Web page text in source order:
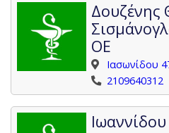
Δουζένης
ΟΕ
Ιασωνίδου
2109640312